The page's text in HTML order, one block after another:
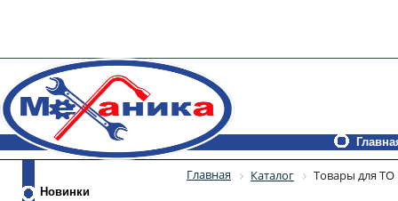
Новинки
Главная Каталог Товары для ТО